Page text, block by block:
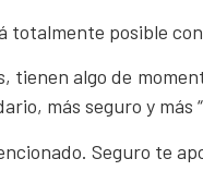
totalmente posible
tienen algo de
más seguro y más
Seguro te